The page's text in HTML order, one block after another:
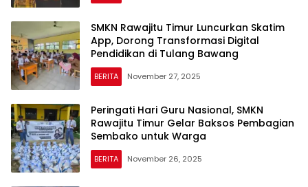
SMKN Rawajitu Timur Luncurkan Skatim
App, Dorong Transformasi Digital
Pendidikan di Tulang Bawang
BERITA November 27, 2025
Peringati Hari Guru Nasional, SMKN
Rawajitu Timur Gelar Baksos Pembagian
Sembako untuk Warga
BERITA November 26, 2025